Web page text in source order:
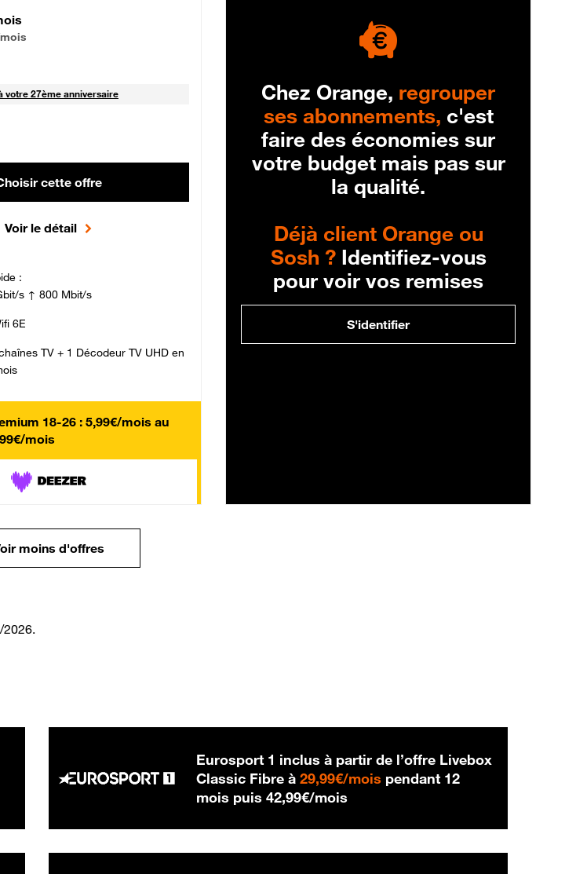
mois
votre 27ème anniversaire
cette offre
Voir le détail
:
s ↑ 800 Mbit/s
6E
TV + 1 Décodeur TV UHD en
18-26 : 5,99€/mois au
mois
Chez Orange, regrouper
ses abonnements, c'est
faire des économies sur
votre budget mais pas sur
la qualité.
Déjà client Orange ou
Sosh ?Identifiez-vous
pour voir vos remises
S'identifier
moins d'offres
2026.
Eurosport 1 inclus à partir de l’offre Livebox
Classic Fibre à29,99€/mois 29,99 € par mois
pendant 12
mois puis42,99€/mois